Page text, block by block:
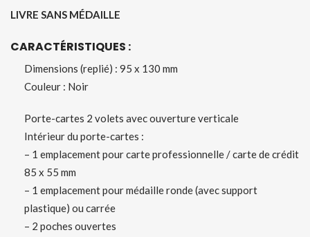
LIVRE SANS MÉDAILLE
CARACTÉRISTIQUES :
Dimensions (replié) : 95 x 130 mm
Couleur : Noir
Porte-cartes 2 volets avec ouverture verticale
Intérieur du porte-cartes :
– 1 emplacement pour carte professionnelle / carte de crédit
85 x 55 mm
– 1 emplacement pour médaille ronde (avec support
plastique) ou carrée
– 2 poches ouvertes